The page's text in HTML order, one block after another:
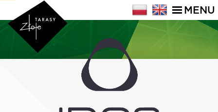
MENU